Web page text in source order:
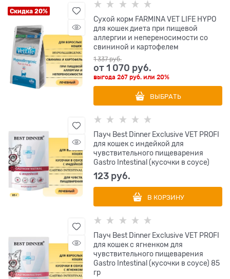
Скидка 20%
Сухой корм FARMINA VET LIFE HYPO
для кошек диета при пищевой
аллергии и непереносимости со
свининой и картофелем
1 337 руб.
от1 070 руб.
выгода267 руб. или20%
ВЫБРАТЬ
Пауч Best Dinner Exclusive VET PROFI
для кошек с индейкой для
чувствительного пищеварения
Gastro Intestinal (кусочки в соусе)
123 руб.
В КОРЗИНУ
Пауч Best Dinner Exclusive VET PROFI
для кошек с ягненком для
чувствительного пищеварения
Gastro Intestinal (кусочки в соусе) 85
гр